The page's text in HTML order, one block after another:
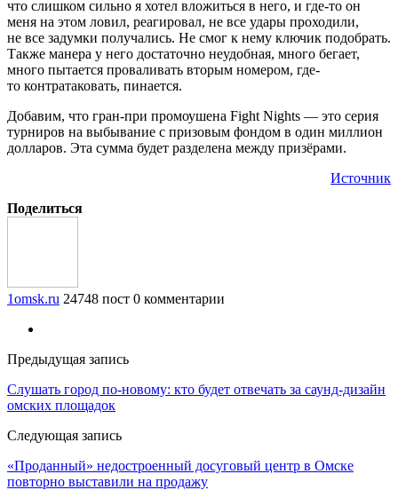
что слишком сильно я хотел вложиться в него, и где-то он
меня на этом ловил, реагировал, не все удары проходили,
не все задумки получались. Не смог к нему ключик подобрать.
Также манера у него достаточно неудобная, много бегает,
много пытается проваливать вторым номером, где-
то контратаковать, пинается.
Добавим, что гран-при промоушена Fight Nights — это серия
турниров на выбывание с призовым фондом в один миллион
долларов. Эта сумма будет разделена между призёрами.
Источник
Поделиться
1omsk.ru 24748 пост 0 комментарии
Предыдущая запись
Слушать город по-новому: кто будет отвечать за саунд-дизайн
омских площадок
Следующая запись
«Проданный» недостроенный досуговый центр в Омске
повторно выставили на продажу